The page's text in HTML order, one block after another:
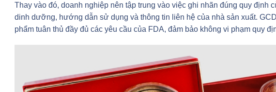
Thay vào đó, doanh nghiệp nên tập trung vào việc ghi nhãn đúng quy định
dinh dưỡng, hướng dẫn sử dụng và thông tin liên hệ của nhà sản xuất.
phẩm tuân thủ đầy đủ các yêu cầu của FDA, đảm bảo không vi phạm quy